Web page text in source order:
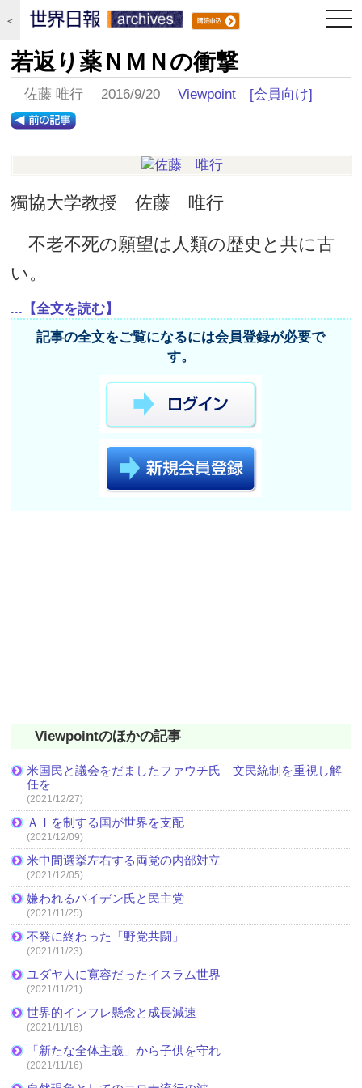
＜
若返り薬ＮＭＮの衝撃
佐藤 唯行 2016/9/20Viewpoint [会員向け]
獨協大学教授 佐藤 唯行
不老不死の願望は人類の歴史と共に古
い。
...【全文を読む】
記事の全文をご覧になるには会員登録が必要で
す。
Viewpointのほかの記事
米国民と議会をだましたファウチ氏 文民統制を重視し解
任を
(2021/12/27)
ＡＩを制する国が世界を支配
(2021/12/09)
米中間選挙左右する両党の内部対立
(2021/12/05)
嫌われるバイデン氏と民主党
(2021/11/25)
不発に終わった「野党共闘」
(2021/11/23)
ユダヤ人に寛容だったイスラム世界
(2021/11/21)
世界的インフレ懸念と成長減速
(2021/11/18)
「新たな全体主義」から子供を守れ
(2021/11/16)